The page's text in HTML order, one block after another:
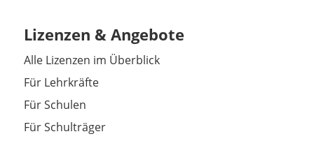
Lizenzen & Angebote
Alle Lizenzen im Überblick
Für Lehrkräfte
Für Schulen
Für Schulträger